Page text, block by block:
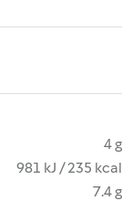
4 g
981 kJ / 235 kcal
7.4 g